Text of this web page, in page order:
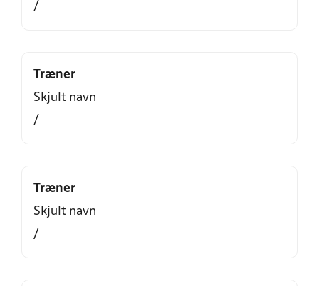
/
Træner
Skjult navn
/
Træner
Skjult navn
/